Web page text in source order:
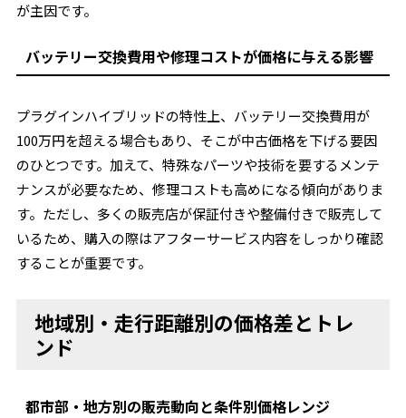
が主因です。
バッテリー交換費用や修理コストが価格に与える影響
プラグインハイブリッドの特性上、バッテリー交換費用が
100万円を超える場合もあり、そこが中古価格を下げる要因
のひとつです。加えて、特殊なパーツや技術を要するメンテ
ナンスが必要なため、修理コストも高めになる傾向がありま
す。ただし、多くの販売店が保証付きや整備付きで販売して
いるため、購入の際はアフターサービス内容をしっかり確認
することが重要です。
地域別・走行距離別の価格差とトレ
ンド
都市部・地方別の販売動向と条件別価格レンジ